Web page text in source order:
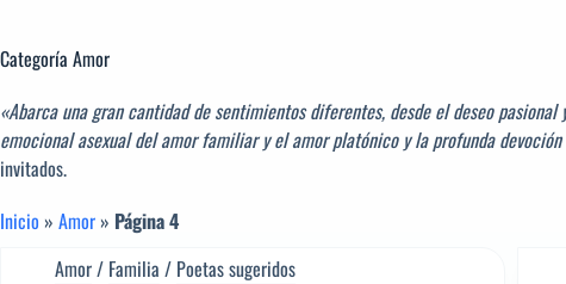
Categoría Amor
«Abarca una gran cantidad de sentimientos diferentes, desde el deseo
emocional asexual del amor familiar y el amor platónico y la profunda
invitados.
Inicio » Amor » Página 4
Amor/ Familia / Poetas sugeridos